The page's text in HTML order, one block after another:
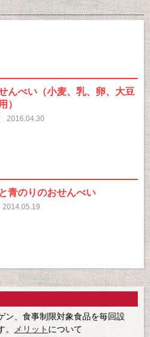
んべい（小麦、乳、卵、大豆
）
2016.04.30
青のりのおせんべい
2014.05.19
ン、食事制限対象食品を毎回設
メリット について